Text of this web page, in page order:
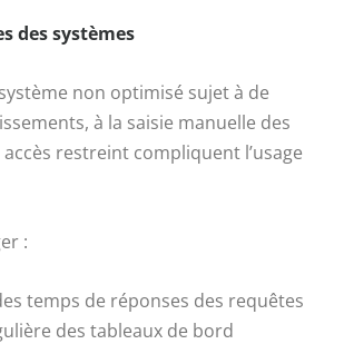
des systèmes
non optimisé sujet à de
à la saisie manuelle des
restreint compliquent l’usage
:
temps de réponses des requêtes
des tableaux de bord